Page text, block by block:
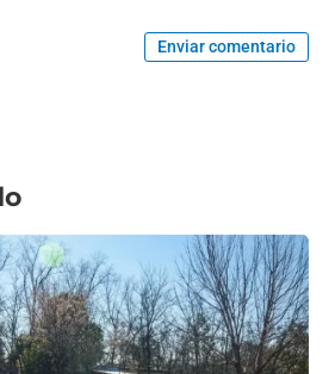
Enviar comentario